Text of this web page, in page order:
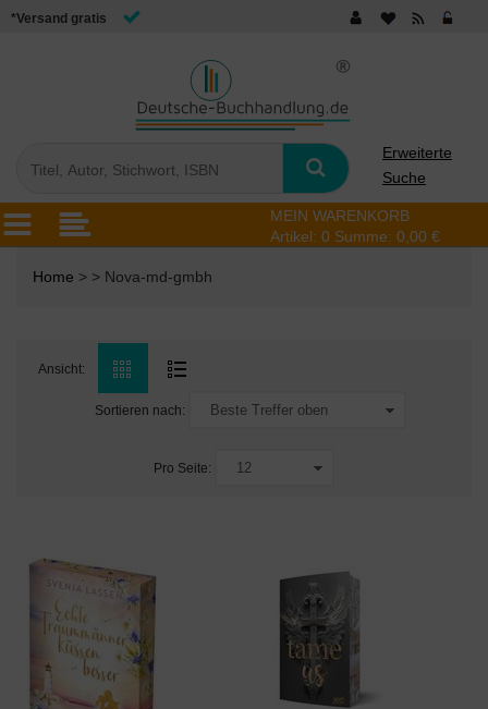
*Versand gratis
Erweiterte
Suche
MEIN WARENKORB
Artikel: 0 Summe: 0,00 €
Home > > Nova-md-gmbh
Ansicht:
Sortieren nach:
Pro Seite: